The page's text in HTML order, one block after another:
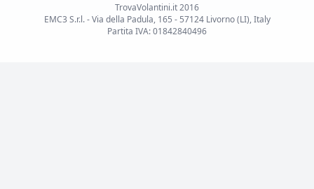
TrovaVolantini.it 2016
EMC3 S.r.l. - Via della Padula, 165 - 57124 Livorno (LI), Italy
Partita IVA: 01842840496